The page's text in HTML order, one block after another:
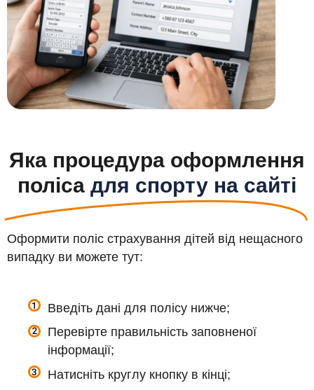
Яка процедура оформлення
поліса для спорту на сайті
Оформити поліс страхування дітей від нещасного
випадку ви можете тут:
Введіть дані для полісу нижче;
Перевірте правильність заповненої
інформації;
Натисніть круглу кнопку в кінці;